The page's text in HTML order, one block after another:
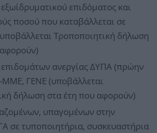
επιδόματος και
ποσού που καταβάλλεται σε
Τροποποιητική δήλωση
ανεργίας ΔΥΠΑ (πρώην
ΓΕΝΕ (υποβάλλεται
δήλωση στα έτη που αφορούν)
υπαγομένων στην
σε τυποποιητήρια, συσκευαστήρια